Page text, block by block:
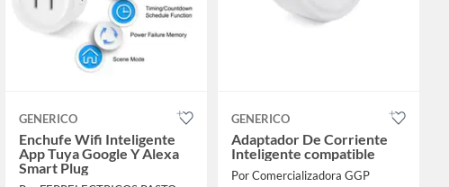
GENERICO
Enchufe Wifi Inteligente
App Tuya Google Y Alexa
Smart Plug
GENERICO
Adaptador De Corriente
Inteligente compatible
Por Comercializadora GGP